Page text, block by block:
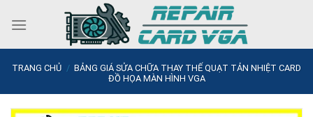
TRANG CHỦ / BẢNG GIÁ SỬA CHỮA THAY THẾ QUẠT TẢN NHIỆT CARD
ĐỒ HỌA MÀN HÌNH VGA